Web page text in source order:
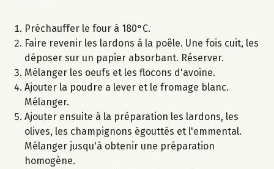
Préchauffer le four à 180°C.
Faire revenir les lardons à la poêle. Une fois cuit, les
déposer sur un papier absorbant. Réserver.
Mélanger les oeufs et les flocons d'avoine.
Ajouter la poudre a lever et le fromage blanc.
Mélanger.
Ajouter ensuite à la préparation les lardons, les
olives, les champignons égouttés et l'emmental.
Mélanger jusqu'à obtenir une préparation
homogène.